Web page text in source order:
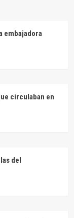
embajadora
circulaban en
del